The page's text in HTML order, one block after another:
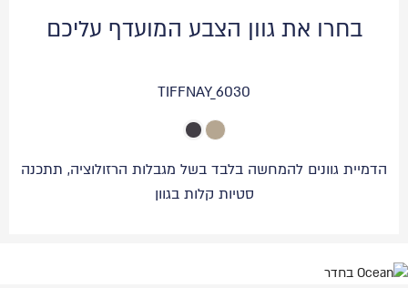
בחרו את גוון הצבע המועדף עליכם
TIFFNAY_6030
הדמיית גוונים להמחשה בלבד בשל מגבלות הרזולוציה, תתכנה
סטיות קלות בגוון